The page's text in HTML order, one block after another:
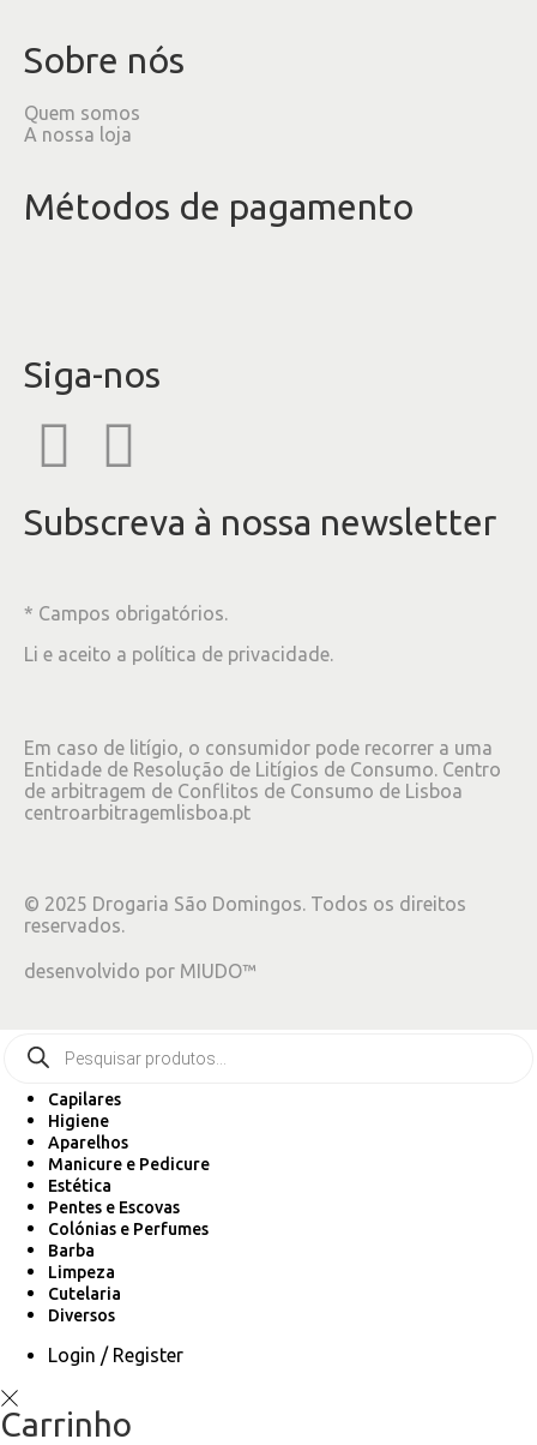
Sobre nós
Quem somos
A nossa loja
Métodos de pagamento
Siga-nos
Subscreva à nossa newsletter
* Campos obrigatórios.
Li e aceito a política de privacidade.
Em caso de litígio, o consumidor pode recorrer a uma
Entidade de Resolução de Litígios de Consumo. Centro
de arbitragem de Conflitos de Consumo de Lisboa
centroarbitragemlisboa.pt
© 2025 Drogaria São Domingos. Todos os direitos
reservados.
desenvolvido por MIUDO™
Capilares
Higiene
Aparelhos
Manicure e Pedicure
Estética
Pentes e Escovas
Colónias e Perfumes
Barba
Limpeza
Cutelaria
Diversos
Login / Register
Carrinho